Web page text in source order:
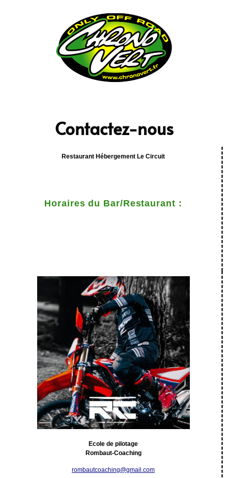
Contact
Contactez-nous
Restaurant Hébergement Le Circuit
Horaires du Bar/Restaurant :
Ecole de pilotage
Rombaut-Coaching
rombautcoaching@gmail.com